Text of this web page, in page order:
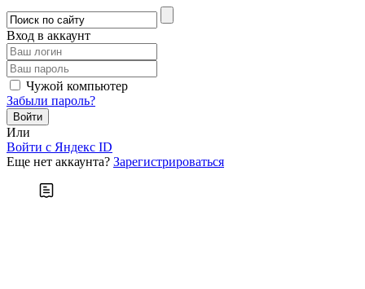
Вход в аккаунт
Чужой компьютер
Забыли пароль?
Или
Войти c Яндекс ID
Еще нет аккаунта? Зарегистрироваться